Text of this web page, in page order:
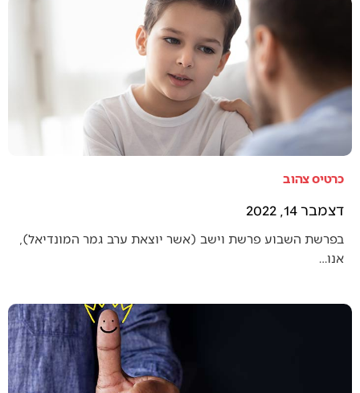
כרטיס צהוב
דצמבר 14, 2022
בפרשת השבוע פרשת וישב (אשר יוצאת ערב גמר המונדיאל),
אנו…